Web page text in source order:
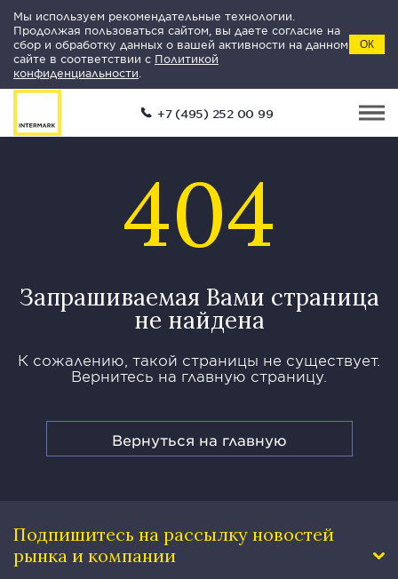
Мы используем рекомендательные технологии.
Продолжая пользоваться сайтом, вы даете согласие на
сбор и обработку данных о вашей активности на данном
сайте в соответствии с Политикой
конфиденциальности
ОК
+7 (495) 252 00 99
404
Запрашиваемая Вами страница
не найдена
К сожалению, такой страницы не существует.
Вернитесь на главную страницу.
Вернуться на главную
Подпишитесь на рассылку новостей
рынка и компании